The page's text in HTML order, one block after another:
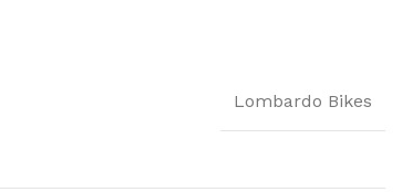
Lombardo Bikes